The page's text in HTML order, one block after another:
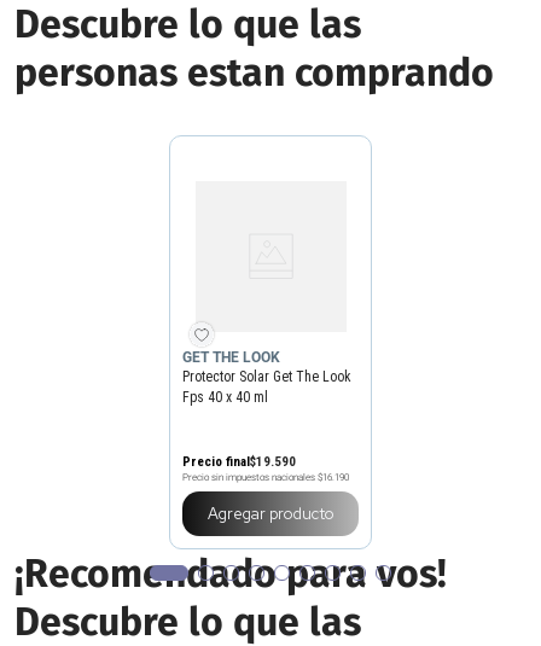
Descubre lo que las
personas estan comprando
GET THE LOOK
Protector Solar Get The Look
Fps 40 x 40 ml
Precio final$19.590
Precio sin impuestos nacionales $16.190
Agregar producto
¡Recomendado para vos!
Descubre lo que las